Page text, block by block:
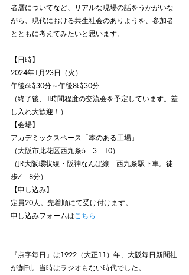
者層についてなど、リアルな現場の話をうかがいな
がら、現代における共生社会のありようを、参加者
とともに考えてみたいと思います。
【日時】
2024年1月23日（火）
午後6時30分～午後8時30分
（終了後、1時間程度の交流会を予定しています。差
し入れ大歓迎！）
【会場】
アカデミックスペース「本のある工場」
（大阪市此花区西九条5－3－10）
（JR大阪環状線・阪神なんば線　西九条駅下車。徒
歩7－8分）
【申し込み】
定員20人。先着順にて受け付けます。
申し込みフォームはこちら
『点字毎日』は1922（大正11）年、大阪毎日新聞社
が創刊。当時はラジオもない時代でした。